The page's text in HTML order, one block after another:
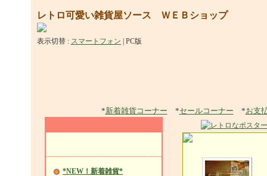
レトロ可愛い雑貨屋ソース ＷＥＢショップ
表示切替 : スマートフォン PC版
*新着雑貨コーナー *セールコーナー *お支
*NEW！新着雑貨*